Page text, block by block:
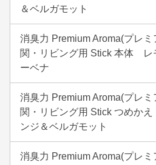
＆ベルガモット
消臭力 Premium Aroma(プレ
関・リビング用 Stick 本体 レ
ーベナ
消臭力 Premium Aroma(プレ
関・リビング用 Stick つめか
ンジ＆ベルガモット
消臭力 Premium Aroma(プレ